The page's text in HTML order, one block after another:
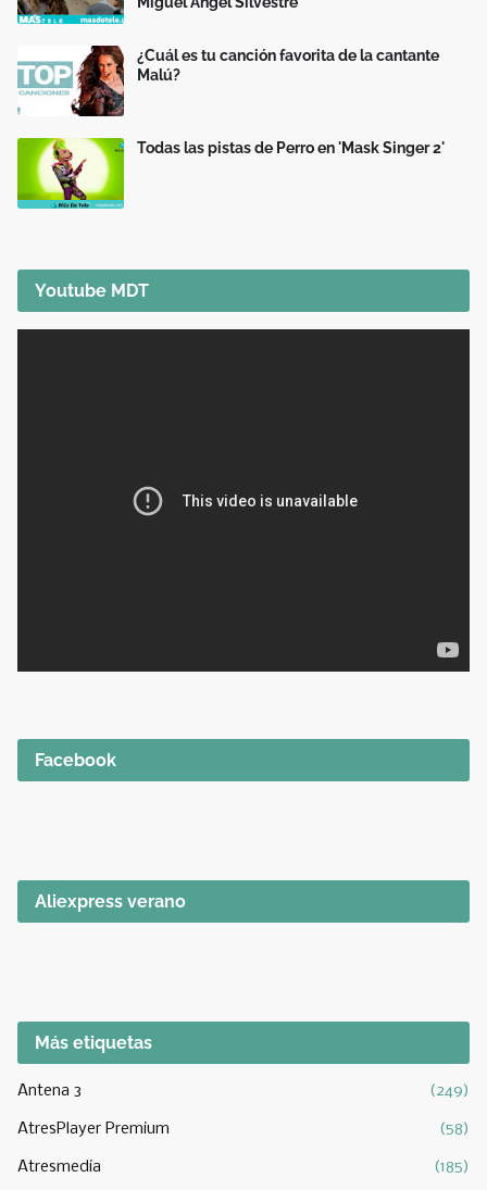
¿Cuál es tu canción favorita de la cantante
Malú?
Todas las pistas de Perro en 'Mask Singer 2'
Youtube MDT
Facebook
Aliexpress verano
Más etiquetas
Antena 3 (249)
AtresPlayer Premium (58)
Atresmedia (185)